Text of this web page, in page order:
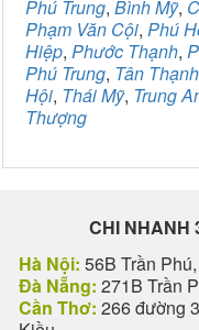
Phú Trung, Bình Mỹ,
Phạm Văn Cội, Phú
Hiệp, Phước Thạnh,
Phú Trung, Tân
Hội, Thái Mỹ, Trung
Thượng
CHI NHANH
Hà Nội: 56B Trần
Đà Nẵng: 271B Trần
Cần Thơ: 266 đường